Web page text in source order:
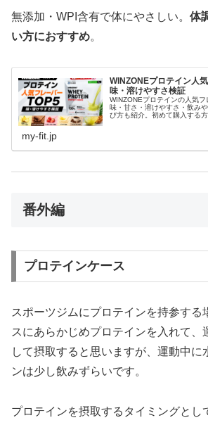
無添加・WPI含有で体にやさしい。 体
い方におすすめ。
WINZONEプロテイン人
味・溶けやすさ検証
WINZONEプロテインの人気フ
味・甘さ・溶けやすさ・飲み
び方も紹介。初めて購入する
my-fit.jp
番外編
プロテインケース
スポーツジムにプロテインを持参する
スにあらかじめプロテインを入れて、
して摂取すると思いますが、運動中に
ンは少し飲みずらいです。
プロテインを摂取するタイミングとし